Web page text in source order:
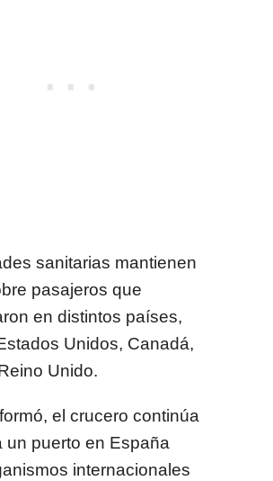
sanitarias mantienen
pasajeros que
en distintos países,
Unidos, Canadá,
Unido.
el crucero continúa
un puerto en España
internacionales